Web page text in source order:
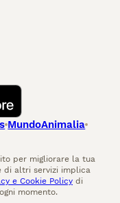
MundoAnimalia
per migliorare la tua
di altri servizi implica
e Cookie Policy di
momento.